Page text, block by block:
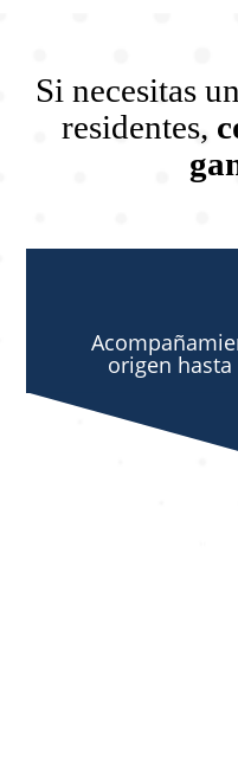
Si necesitas
residentes,
origen